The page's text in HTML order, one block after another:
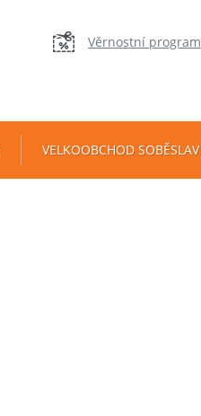
Věrnostní program
VELKOOBCHOD SOBĚSLAV